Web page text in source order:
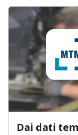
Dai dati